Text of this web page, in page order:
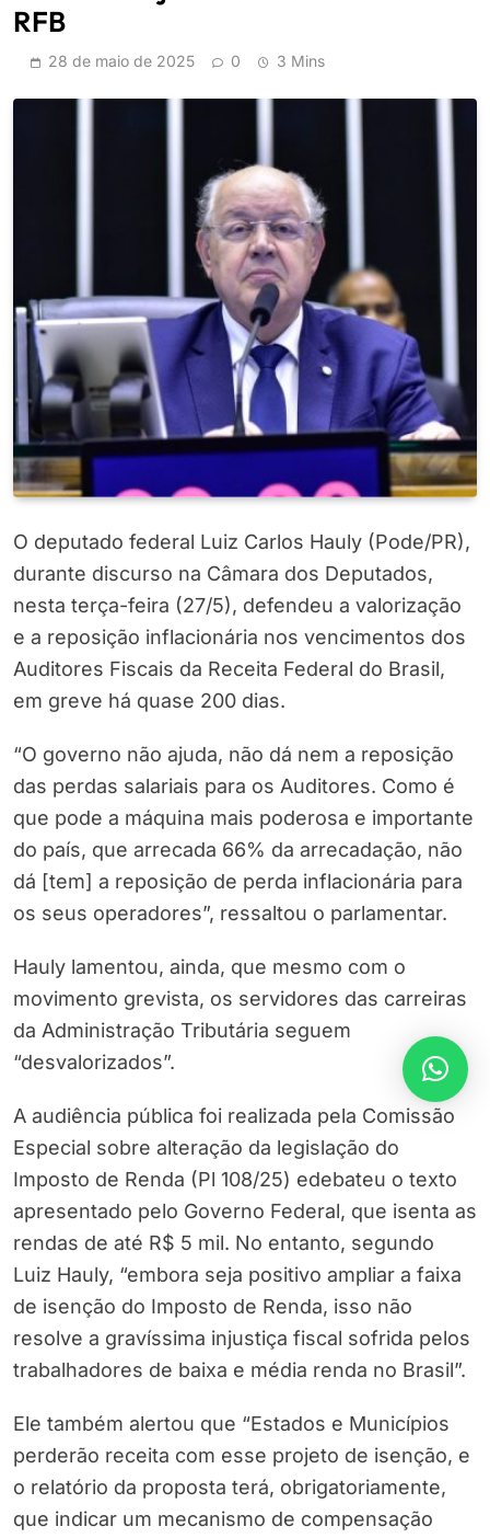
RFB
28 de maio de 2025 0 3 Mins
O deputado federal Luiz Carlos Hauly (Pode/PR),
durante discurso na Câmara dos Deputados,
nesta terça-feira (27/5), defendeu a valorização
e a reposição inflacionária nos vencimentos dos
Auditores Fiscais da Receita Federal do Brasil,
em greve há quase 200 dias.
“O governo não ajuda, não dá nem a reposição
das perdas salariais para os Auditores. Como é
que pode a máquina mais poderosa e importante
do país, que arrecada 66% da arrecadação, não
dá [tem] a reposição de perda inflacionária para
os seus operadores”, ressaltou o parlamentar.
Hauly lamentou, ainda, que mesmo com o
movimento grevista, os servidores das carreiras
da Administração Tributária seguem
“desvalorizados”.
A audiência pública foi realizada pela Comissão
Especial sobre alteração da legislação do
Imposto de Renda (Pl 108/25) edebateu o texto
apresentado pelo Governo Federal, que isenta as
rendas de até R$ 5 mil. No entanto, segundo
Luiz Hauly, “embora seja positivo ampliar a faixa
de isenção do Imposto de Renda, isso não
resolve a gravíssima injustiça fiscal sofrida pelos
trabalhadores de baixa e média renda no Brasil”.
Ele também alertou que “Estados e Municípios
perderão receita com esse projeto de isenção, e
o relatório da proposta terá, obrigatoriamente,
que indicar um mecanismo de compensação